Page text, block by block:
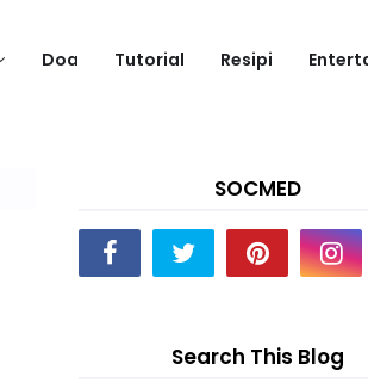
Doa Tutorial Resipi
SOCMED
Search This Blog